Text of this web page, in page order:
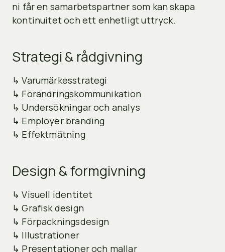
ni får en samarbetspartner som kan skapa
kontinuitet och ett enhetligt uttryck.
Strategi & rådgivning
↳ Varumärkesstrategi
↳ Förändringskommunikation
↳ Undersökningar och analys
↳ Employer branding
↳ Effektmätning
Design & formgivning
↳ Visuell identitet
↳ Grafisk design
↳ Förpackningsdesign
↳ Illustrationer
↳ Presentationer och mallar